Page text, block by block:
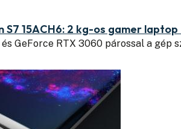
S7 15ACH6: 2 kg-os gamer
és GeForce RTX 3060 párossal a gép